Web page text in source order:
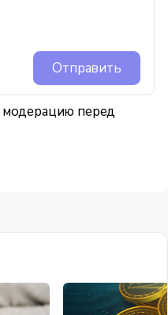
Отправить
модерацию перед